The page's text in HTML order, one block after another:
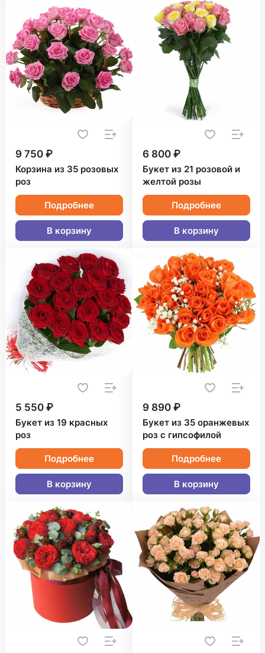
9 750 ₽
Корзина из 35 розовых
роз
Подробнее
В корзину
6 800 ₽
Букет из 21 розовой и
желтой розы
Подробнее
В корзину
5 550 ₽
Букет из 19 красных
роз
Подробнее
В корзину
9 890 ₽
Букет из 35 оранжевых
роз с гипсофилой
Подробнее
В корзину